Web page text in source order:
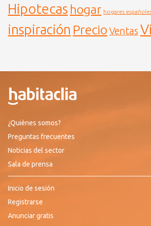
Hipotecas hogar hogares
inspiración Precio Ventas
¿Quiénes somos?
Preguntas frecuentes
Noticias del sector
Sala de prensa
Inicio de sesión
Registrarse
Anunciar gratis